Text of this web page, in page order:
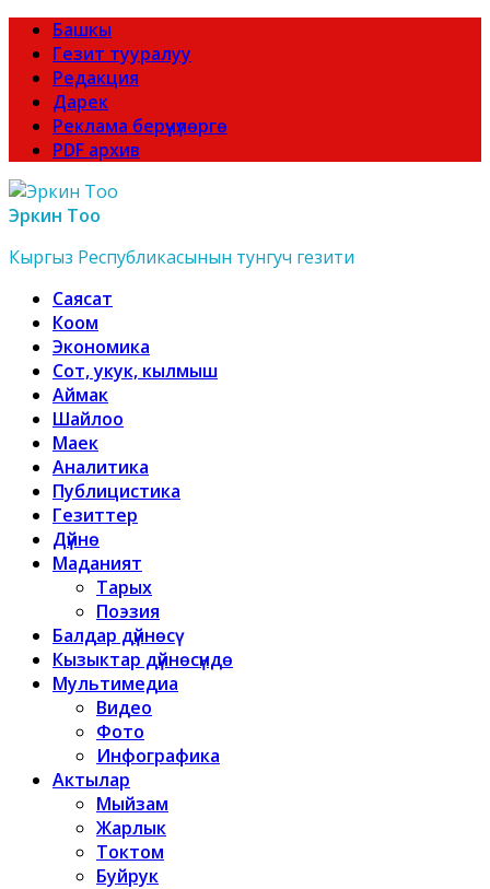
Башкы
Гезит тууралуу
Редакция
Дарек
Реклама берүүчүлөргө
PDF архив
Эркин Тоо
Кыргыз Республикасынын тунгуч гезити
Саясат
Коом
Экономика
Сот, укук, кылмыш
Аймак
Шайлоо
Маек
Аналитика
Публицистика
Гезиттер
Дүйнө
Маданият
Тарых
Поэзия
Балдар дүйнөсү
Кызыктар дүйнөсүндө
Мультимедиа
Видео
Фото
Инфографика
Актылар
Мыйзам
Жарлык
Токтом
Буйрук